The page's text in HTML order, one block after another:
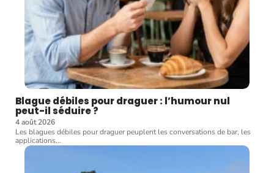
Blague débiles pour draguer : l’humour nul
peut-il séduire ?
4 août 2026
Les blagues débiles pour draguer peuplent les conversations de bar, les
applications…